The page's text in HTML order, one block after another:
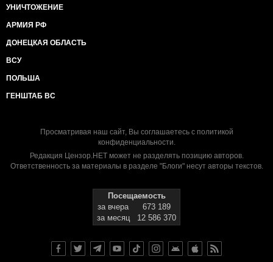
УНИЧТОЖЕНИЕ
АРМИЯ РФ
ДОНЕЦКАЯ ОБЛАСТЬ
ВСУ
ПОЛЬША
ГЕНШТАБ ВС
Просматривая наш сайт, Вы соглашаетесь с политикой
конфиденциальности.
Редакция Цензор.НЕТ может не разделять позицию авторов.
Ответственность за материалы в разделе "Блоги" несут авторы текстов.
Посещаемость
за вчера
673 189
за месяц
12 586 370